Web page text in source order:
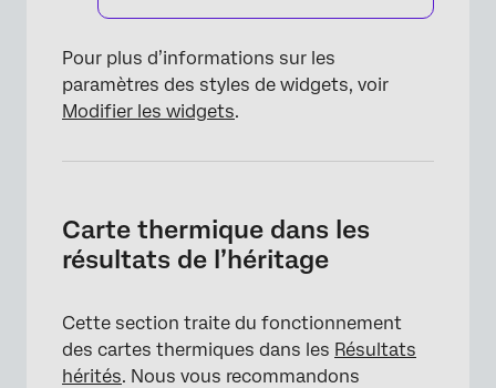
×
Pour plus d’informations sur les
paramètres des styles de widgets, voir
Modifier les widgets.
Carte thermique dans les
résultats de l’héritage
Cette section traite du fonctionnement
des cartes thermiques dans les Résultats
hérités. Nous vous recommandons